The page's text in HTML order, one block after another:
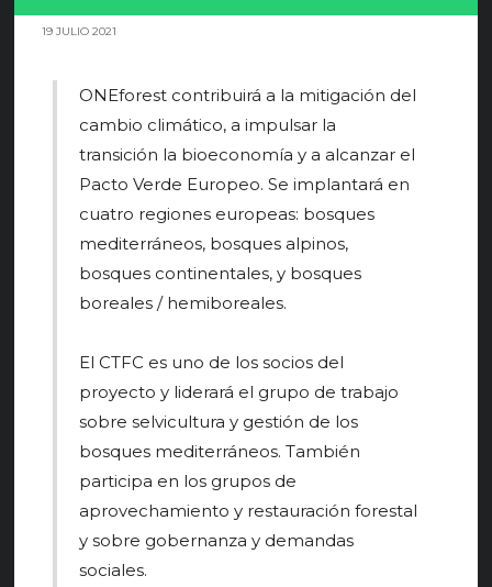
19 JULIO 2021
ONEforest contribuirá a la mitigación del
cambio climático, a impulsar la
transición la bioeconomía y a alcanzar el
Pacto Verde Europeo. Se implantará en
cuatro regiones europeas: bosques
mediterráneos, bosques alpinos,
bosques continentales, y bosques
boreales / hemiboreales.
El CTFC es uno de los socios del
proyecto y liderará el grupo de trabajo
sobre selvicultura y gestión de los
bosques mediterráneos. También
participa en los grupos de
aprovechamiento y restauración forestal
y sobre gobernanza y demandas
sociales.